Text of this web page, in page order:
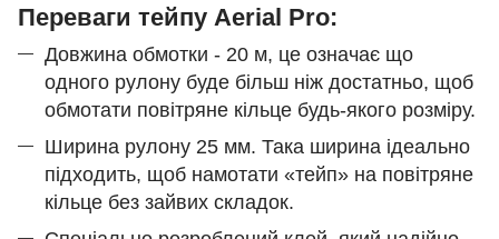
Переваги тейпу Aerial Pro:
Довжина обмотки - 20 м, це означає що
одного рулону буде більш ніж достатньо, щоб
обмотати повітряне кільце будь-якого розміру.
Ширина рулону 25 мм. Така ширина ідеально
підходить, щоб намотати «тейп» на повітряне
кільце без зайвих складок.